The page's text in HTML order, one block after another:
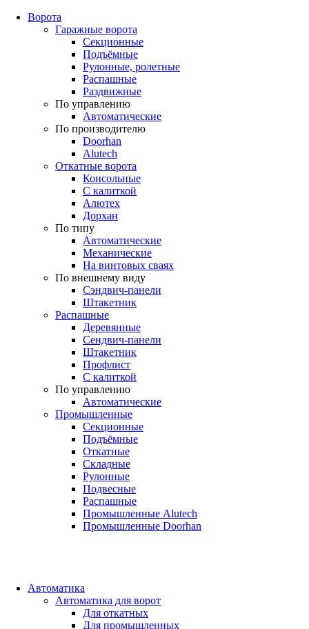
Ворота
Гаражные ворота
Секционные
Подъёмные
Рулонные, ролетные
Распашные
Раздвижные
По управлению
Автоматические
По производителю
Doorhan
Alutech
Откатные ворота
Консольные
С калиткой
Алютех
Дорхан
По типу
Автоматические
Механические
На винтовых сваях
По внешнему виду
Сэндвич-панели
Штакетник
Распашные
Деревянные
Сендвич-панели
Штакетник
Профлист
С калиткой
По управлению
Автоматические
Промышленные
Секционные
Подъёмные
Откатные
Складные
Рулонные
Подвесные
Распашные
Промышленные Alutech
Промышленные Doorhan
Автоматика
Автоматика для ворот
Для откатных
Для промышленных